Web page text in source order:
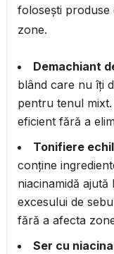
folosești produse
zone.
Demachiant
blând care nu îți
pentru tenul
eficient fără a
Tonifiere
conține
niacinamidă
excesului de
fără a afecta
Ser cu